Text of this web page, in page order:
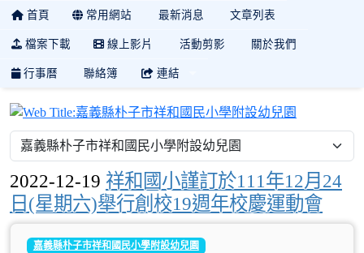
首頁 常用網站 最新消息 文章列表
檔案下載 線上影片 活動剪影 關於我們
行事曆 聯絡簿 連結
2022-12-19 祥和國小謹訂於111年12月24
日(星期六)舉行創校19週年校慶運動會
嘉義縣朴子市祥和國民小學附設幼兒園